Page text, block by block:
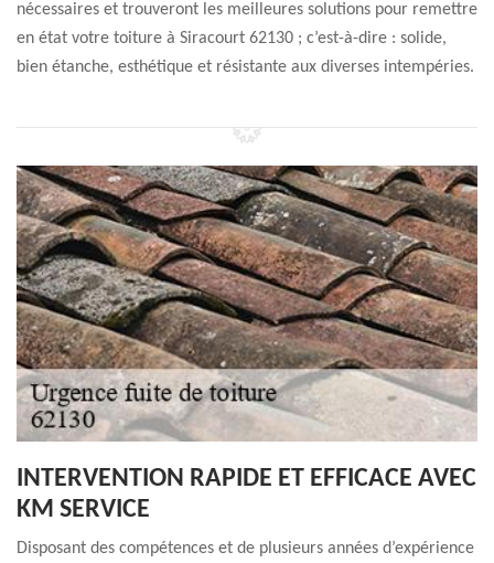
nécessaires et trouveront les meilleures solutions pour remettre
en état votre toiture à Siracourt 62130 ; c’est-à-dire : solide,
bien étanche, esthétique et résistante aux diverses intempéries.
INTERVENTION RAPIDE ET EFFICACE AVEC
KM SERVICE
Disposant des compétences et de plusieurs années d’expérience